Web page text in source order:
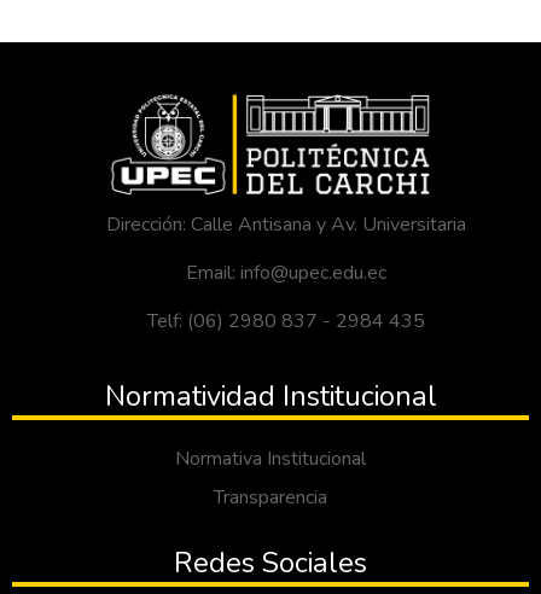
Dirección: Calle Antisana y Av. Universitaria
Email: info@upec.edu.ec
Telf: (06) 2980 837 - 2984 435
Normatividad Institucional
Normativa Institucional
Transparencia
Redes Sociales